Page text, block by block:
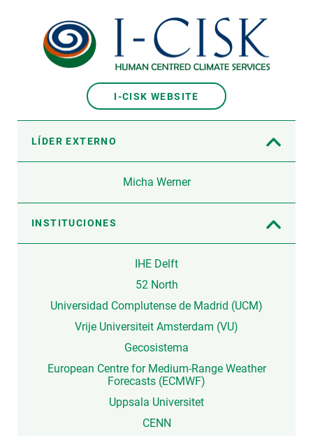
I-CISK WEBSITE
LÍDER EXTERNO
Micha Werner
INSTITUCIONES
IHE Delft
52 North
Universidad Complutense de Madrid (UCM)
Vrije Universiteit Amsterdam (VU)
Gecosistema
European Centre for Medium-Range Weather
Forecasts (ECMWF)
Uppsala Universitet
CENN